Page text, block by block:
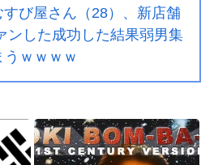
び屋さん（28）、新店舗
ンした成功した結果弱男集
ｗｗｗｗ